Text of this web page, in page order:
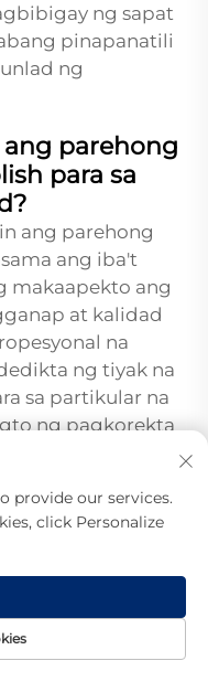
ng sapat
pinapanatili
ng
parehong
para sa
ang parehong
ang iba't
makaapekto ang
at kalidad
na
ng tiyak na
sa partikular na
ng pagkorekta
paglilinis sa
ng compound ay
paggamit ng
nagbibigay
nababawasan
sa huling
provide our services.
click Personalize